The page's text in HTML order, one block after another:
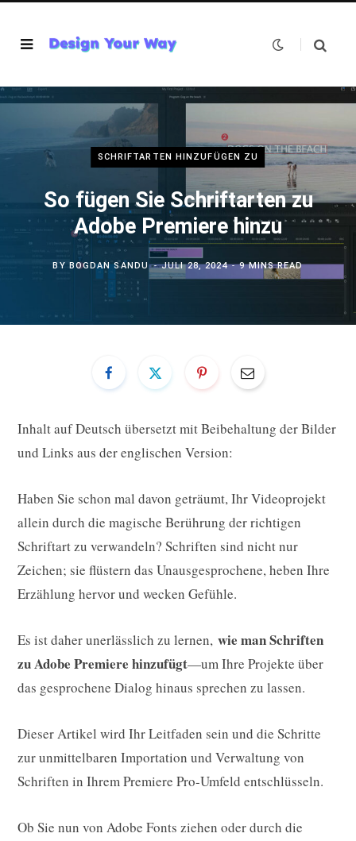
SCHRIFTARTEN HINZUFÜGEN ZU
So fügen Sie Schriftarten zu
Adobe Premiere hinzu
BY BOGDAN SANDU JULI 28, 2024 9 MINS READ
Inhalt auf Deutsch übersetzt mit Beibehaltung der Bilder
und Links aus der englischen Version:
Haben Sie schon mal davon geträumt, Ihr Videoprojekt
allein durch die magische Berührung der richtigen
Schriftart zu verwandeln? Schriften sind nicht nur
Zeichen; sie flüstern das Unausgesprochene, heben Ihre
Erzählung hervor und wecken Gefühle.
Es ist daher unerlässlich zu lernen, wie man Schriften
zu Adobe Premiere hinzufügt—um Ihre Projekte über
das gesprochene Dialog hinaus sprechen zu lassen.
Dieser Artikel wird Ihr Leitfaden sein und die Schritte
zur unmittelbaren Importation und Verwaltung von
Schriften in Ihrem Premiere Pro-Umfeld entschlüsseln.
Ob Sie nun von Adobe Fonts ziehen oder durch die